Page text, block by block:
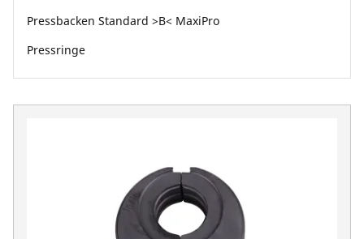
Pressbacken Standard >B< MaxiPro
Pressringe